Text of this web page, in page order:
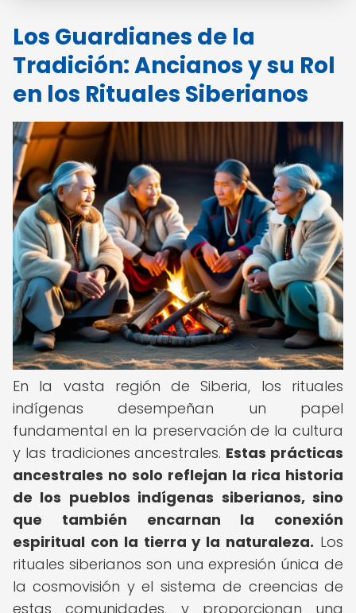
Los Guardianes de la
Tradición: Ancianos y su Rol
en los Rituales Siberianos
En la vasta región de Siberia, los rituales
indígenas desempeñan un papel
fundamental en la preservación de la cultura
y las tradiciones ancestrales. Estas prácticas
ancestrales no solo reflejan la rica historia
de los pueblos indígenas siberianos, sino
que también encarnan la conexión
espiritual con la tierra y la naturaleza. Los
rituales siberianos son una expresión única de
la cosmovisión y el sistema de creencias de
estas comunidades, y proporcionan una